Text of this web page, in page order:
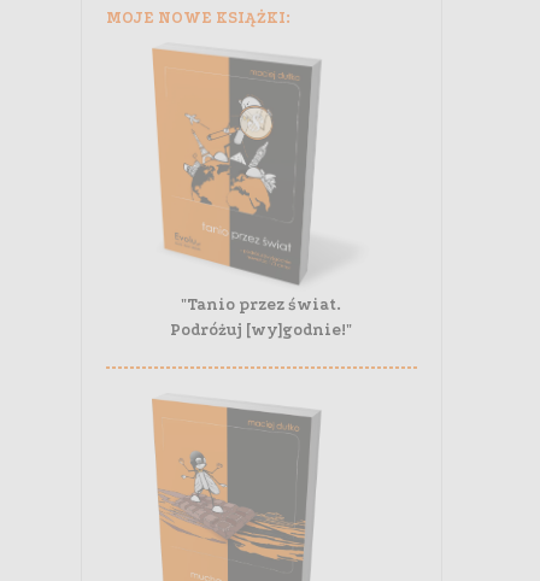
MOJE NOWE KSIĄŻKI:
"Tanio przez świat.
Podróżuj [wy]godnie!"